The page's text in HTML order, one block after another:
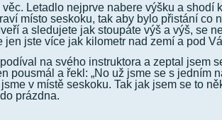
Letadlo nejprve nabere výšku a shodí
místo seskoku, tak aby bylo přistání co
a sledujete jak stoupáte výš a výš, se
jen jste více jak kilometr nad zemí a pod
na svého instruktora a zeptal jsem
pousmál a řekl: „No už jsme se s jedním
v místě seskoku. Tak jak jsem se to
prázdna.